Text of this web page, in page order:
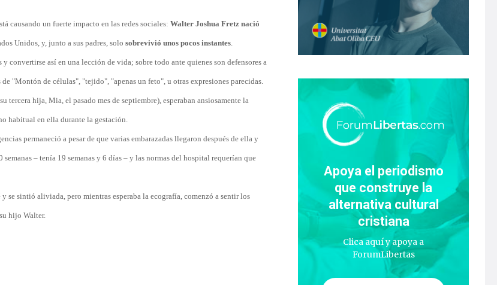
causando un fuerte impacto en las redes sociales: Walter Joshua Fretz nació
Unidos, y, junto a sus padres, solo sobrevivió unos pocos instantes.
convertirse así en una lección de vida; sobre todo ante quienes son defensores a
"Montón de células", "tejido", "apenas un feto", u otras expresiones parecidas.
tercera hija, Mia, el pasado mes de septiembre), esperaban ansiosamente la
habitual en ella durante la gestación.
permaneció a pesar de que varias embarazadas llegaron después de ella y
– tenía 19 semanas y 6 días – y las normas del hospital requerían que
se sintió aliviada, pero mientras esperaba la ecografía, comenzó a sentir los
hijo Walter.
Apoya el periodismo
que construye la
alternativa cultural
cristiana
Clica aquí y apoya a
ForumLibertas